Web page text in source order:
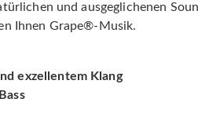
und ausgeglichenen
Ihnen Grape®-Musik.
exzellentem Klang